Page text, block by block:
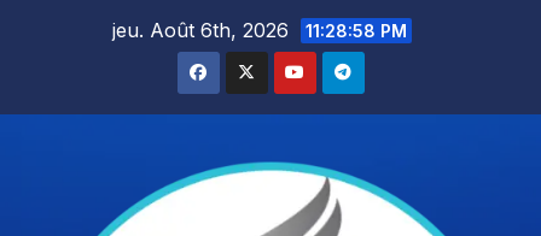
jeu. Août 6th, 2026 11:28:59 PM